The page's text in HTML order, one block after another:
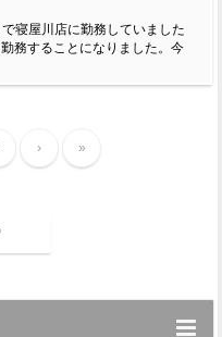
寝屋川店に勤務していました
務することになりました。今
› »